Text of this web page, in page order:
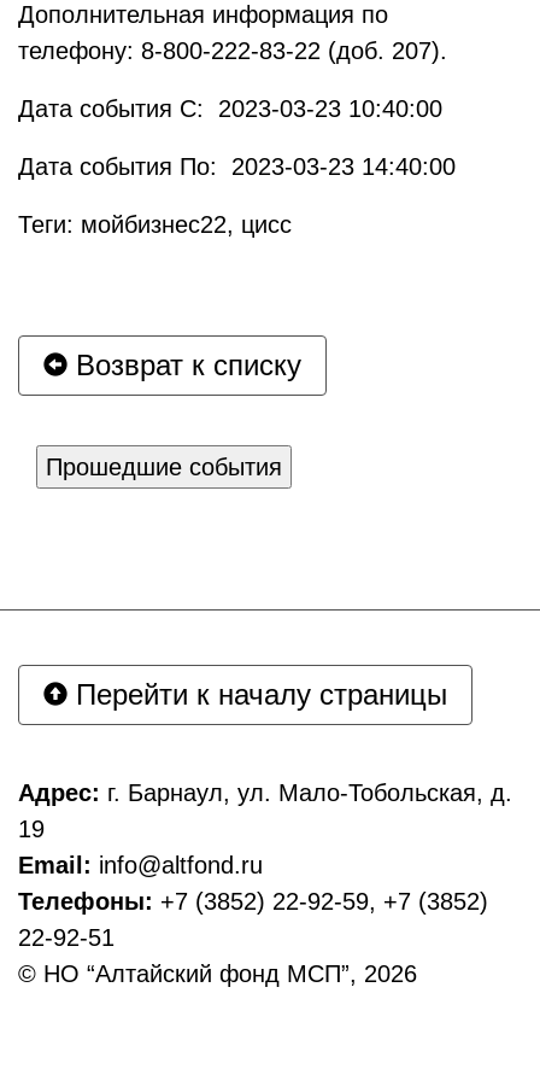
Дополнительная информация по
телефону: 8-800-222-83-22 (доб. 207).
Дата события С: 2023-03-23 10:40:00
Дата события По: 2023-03-23 14:40:00
Теги: мойбизнес22, цисс
Возврат к списку
Прошедшие события
Перейти к началу страницы
Адрес: г. Барнаул, ул. Мало-Тобольская, д.
19
Email: info@altfond.ru
Телефоны: +7 (3852) 22-92-59, +7 (3852)
22-92-51
© НО “Алтайский фонд МСП”, 2026